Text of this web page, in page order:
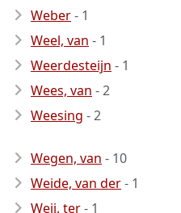
Weber- 1
Weel, van - 1
Weerdesteijn - 1
Wees, van - 2
Weesing - 2
Wegen, van - 10
Weide, van der- 1
Weij, ter- 1